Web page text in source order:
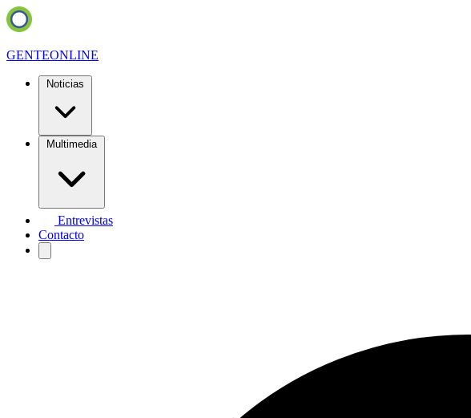
GENTEONLINE
Noticias
Multimedia
Entrevistas
Contacto